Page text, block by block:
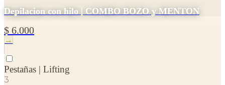
Depilacion con hilo | COMBO BOZO y MENTON
$ 6.000
→
Pestañas | Lifting
3